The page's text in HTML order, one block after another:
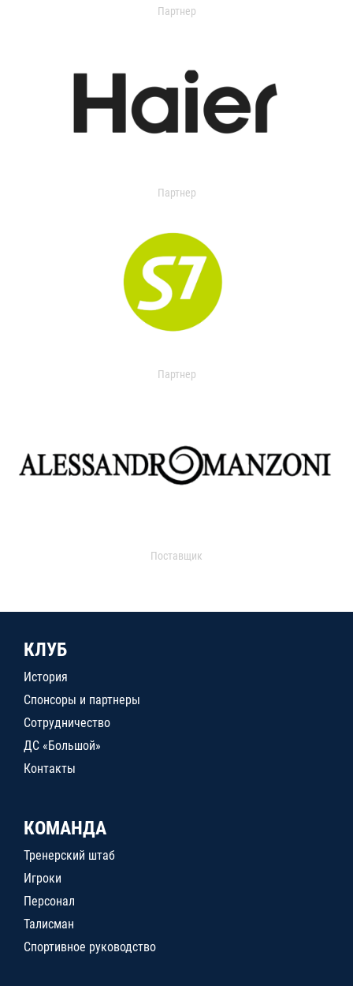
Партнер
Партнер
Партнер
Поставщик
КЛУБ
История
Спонсоры и партнеры
Сотрудничество
ДС «Большой»
Контакты
КОМАНДА
Тренерский штаб
Игроки
Персонал
Талисман
Спортивное руководство